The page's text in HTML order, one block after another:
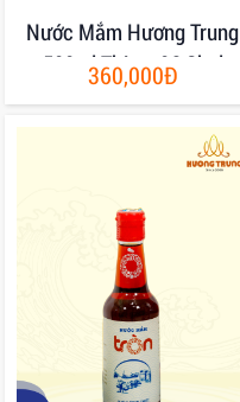
Nước Mắm Hương Trung
500ml Thùng 06 Chai
360,000Đ